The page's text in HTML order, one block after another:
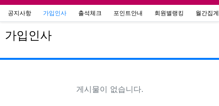
공지사항 가입인사 출석체크 포인트안내 회원별랭킹 월간집
가입인사
게시물이 없습니다.